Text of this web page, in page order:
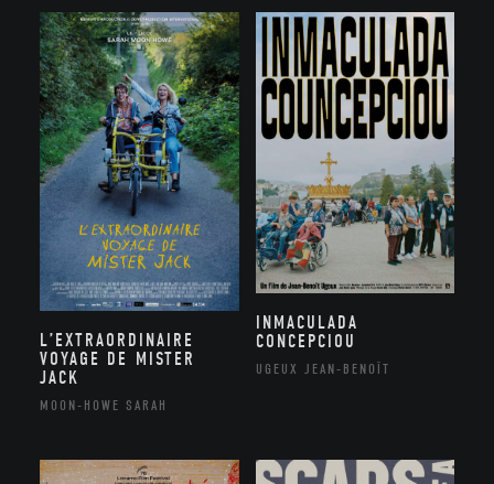
L’EXTRAORDINAIRE
VOYAGE DE MISTER
JACK
MOON-HOWE SARAH
INMACULADA
CONCEPCIOU
UGEUX JEAN-BENOÎT